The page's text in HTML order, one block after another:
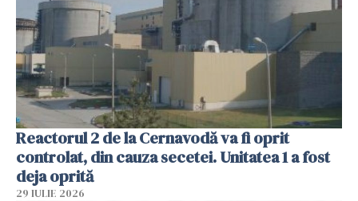
Reactorul 2 de la Cernavodă va fi oprit
controlat, din cauza secetei. Unitatea 1 a fost
deja oprită
29 IULIE 2026